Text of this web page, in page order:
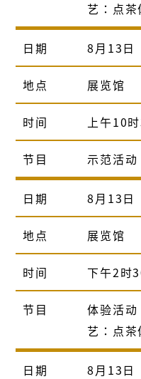
艺：点茶
日期 8月13日
地点 展览馆
时间 上午10
节目 示范活
日期 8月13日
地点 展览馆
时间 下午2时
节目
体验活
艺：点茶
日期 8月13日